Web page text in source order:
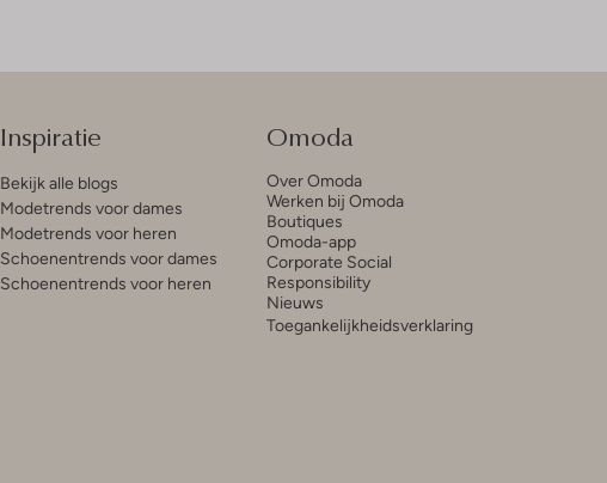
Inspiratie
Bekijk alle blogs
Modetrends voor dames
Modetrends voor heren
Schoenentrends voor dames
Schoenentrends voor heren
Omoda
Over Omoda
Werken bij Omoda
Boutiques
Omoda-app
Corporate Social
Responsibility
Nieuws
Toegankelijkheidsverklaring